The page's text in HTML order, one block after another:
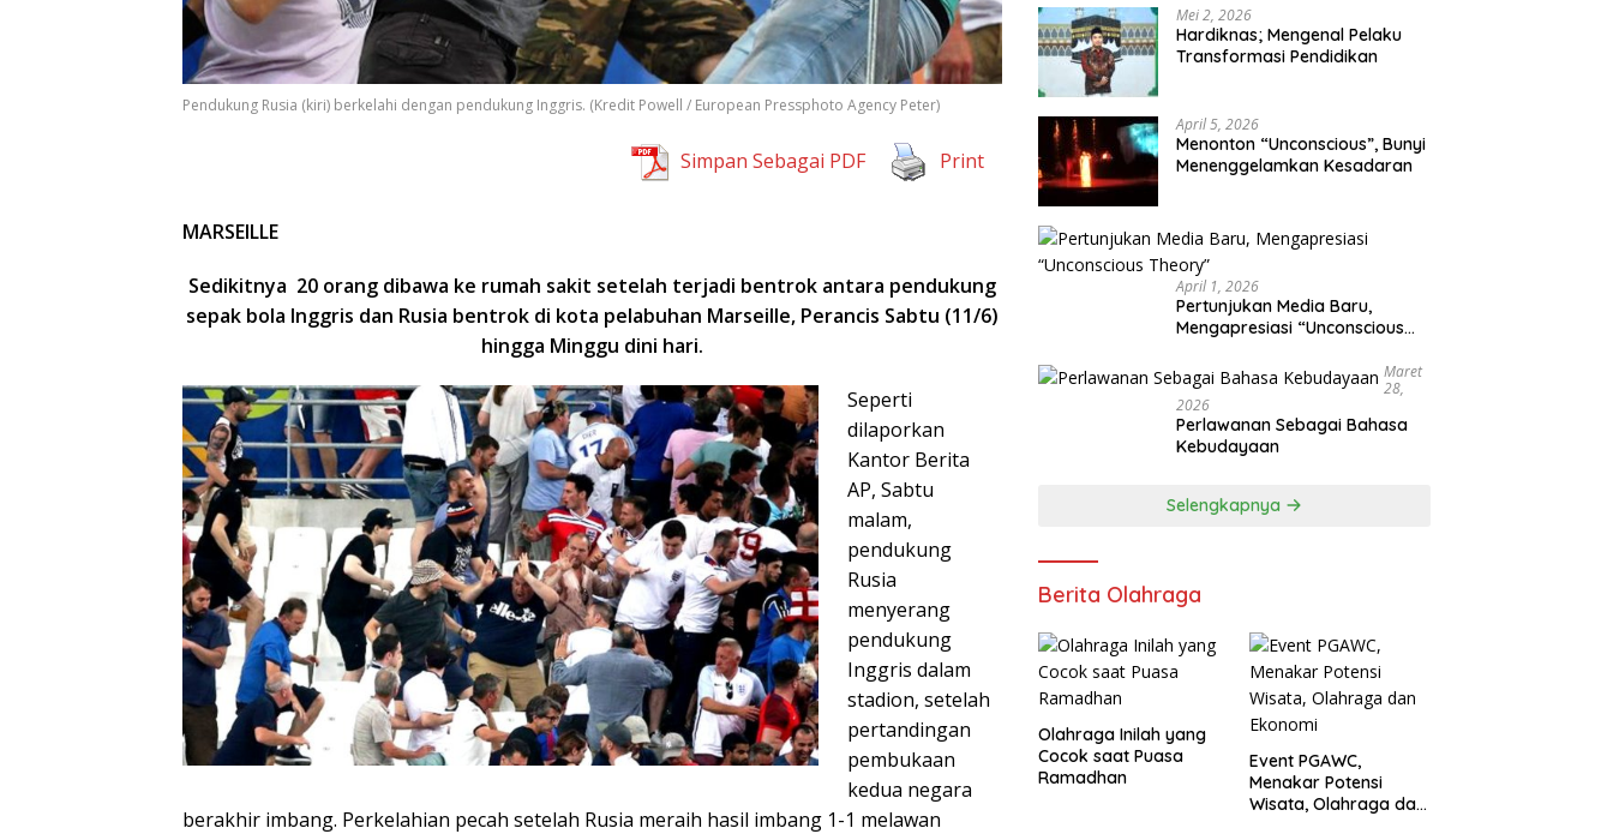
Pendukung Rusia (kiri) berkelahi dengan pendukung Inggris. (Kredit Powell / European Pressphoto Agency Peter)
Simpan Sebagai PDF Print
MARSEILLE
Sedikitnya 20 orang dibawa ke rumah sakit setelah terjadi bentrok antara pendukung
sepak bola Inggris dan Rusia bentrok di kota pelabuhan Marseille, Perancis Sabtu (11/6)
hingga Minggu dini hari.
Seperti
dilaporkan
Kantor Berita
AP, Sabtu
malam,
pendukung
Rusia
menyerang
pendukung
Inggris dalam
stadion, setelah
pertandingan
pembukaan
kedua negara
berakhir imbang. Perkelahian pecah setelah Rusia meraih hasil imbang 1-1 melawan
Mei 2, 2026
Hardiknas; Mengenal Pelaku
Transformasi Pendidikan
April 5, 2026
Menonton “Unconscious”, Bunyi
Menenggelamkan Kesadaran
April 1, 2026
Pertunjukan Media Baru,
Mengapresiasi “Unconscious
Maret
28,
2026
Perlawanan Sebagai Bahasa
Kebudayaan
Selengkapnya
Berita Olahraga
Olahraga Inilah yang
Cocok saat Puasa
Ramadhan
Event PGAWC,
Menakar Potensi
Wisata, Olahraga dan